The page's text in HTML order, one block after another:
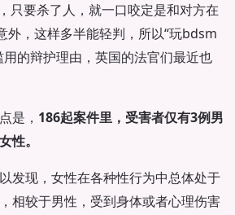
只要杀了人，就一口咬定是和对方在
外，这样多半能轻判，所以“玩bdsm
用的辩护理由，英国的法官们最近也
是， 186起案件里，受害者仅有3例男
性。
发现，女性在各种性行为中总体处于
相较于男性，受到身体或者心理伤害